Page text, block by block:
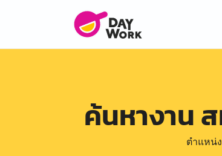
ค้นหางาน
ตำแหน่